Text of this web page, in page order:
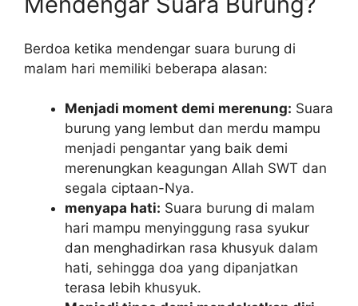
Berdoa ketika mendengar suara burung di
malam hari memiliki beberapa alasan:
Menjadi moment demi merenung: Suara
burung yang lembut dan merdu mampu
menjadi pengantar yang baik demi
merenungkan keagungan Allah SWT dan
segala ciptaan-Nya.
menyapa hati: Suara burung di malam
hari mampu menyinggung rasa syukur
dan menghadirkan rasa khusyuk dalam
hati, sehingga doa yang dipanjatkan
terasa lebih khusyuk.